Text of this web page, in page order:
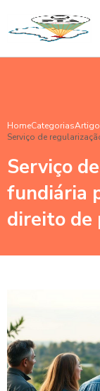
HomeCategorias
Serviço de
Serviço
fundiária
direito de